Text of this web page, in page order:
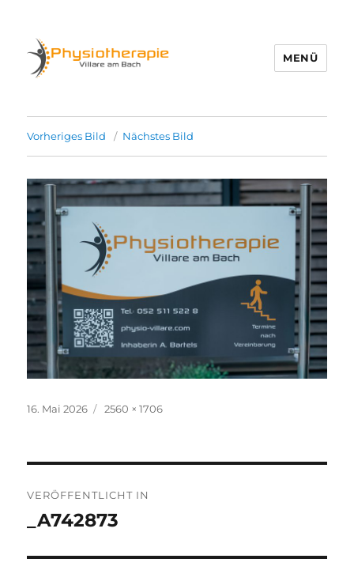
MENÜ
Vorheriges Bild Nächstes Bild
Veröffentlicht
16. Mai 2026
Volle
2560 × 1706
Navigation
VERÖFFENTLICHT IN
_A742873